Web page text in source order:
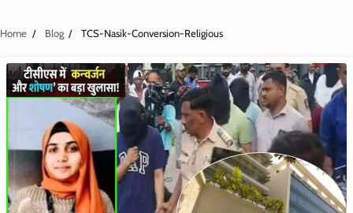
Home Blog TCS-Nasik-Conversion-Religious